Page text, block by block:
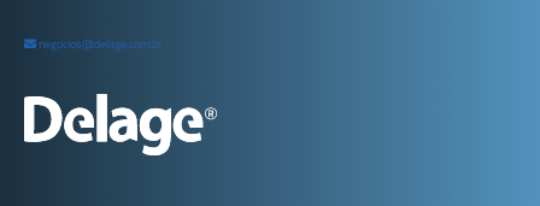
negocios@delage.com.br